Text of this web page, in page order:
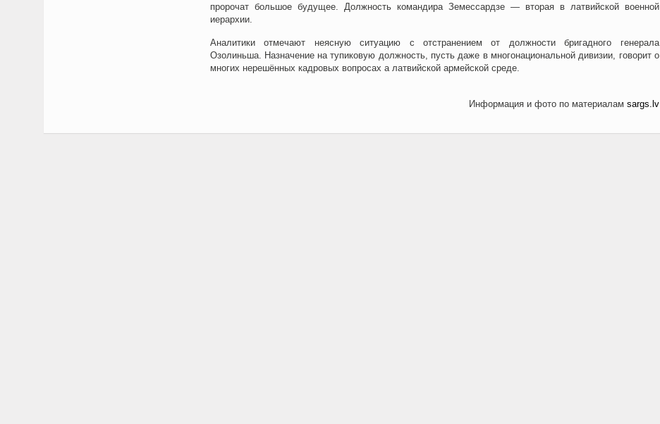
пророчат большое будущее. Должность командира Земессардзе — вторая в латвийской военной
иерархии.
Аналитики отмечают неясную ситуацию с отстранением от должности бригадного генерала
Озолиньша. Назначение на тупиковую должность, пусть даже в многонациональной дивизии, говорит о
многих нерешённых кадровых вопросах а латвийской армейской среде.
Информация и фото по материалам sargs.lv